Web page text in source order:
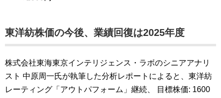
東洋紡株価の今後、業績回復は2025年度
株式会社東海東京インテリジェンス・ラボのシニアアナリ
スト 中原周一氏が執筆した分析レポートによると、東洋紡
レーティング「アウトパフォーム」継続、 目標株価: 1600